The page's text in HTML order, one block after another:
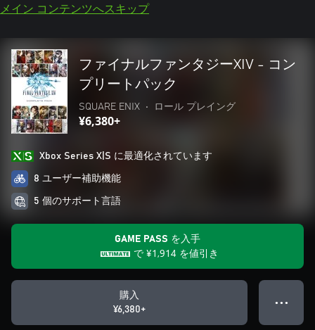
メイン コンテンツへスキップ
ファイナルファンタジーXIV - コン
プリートパック
SQUARE ENIX • ロール プレイング
¥6,380+
Xbox Series X|S に最適化されています
8 ユーザー補助機能
5 個のサポート言語
GAME PASS を入手
で ¥1,914 を値引き
購入
¥6,380+
● ● ●